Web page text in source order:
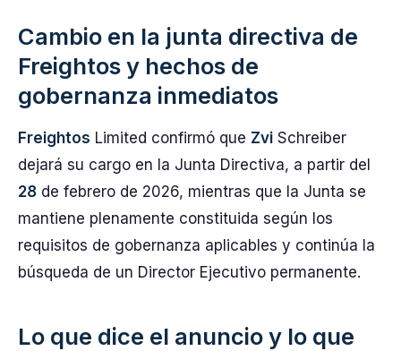
Cambio en la junta directiva de
Freightos y hechos de
gobernanza inmediatos
Freightos Limited confirmó que Zvi Schreiber
dejará su cargo en la Junta Directiva, a partir del
28 de febrero de 2026, mientras que la Junta se
mantiene plenamente constituida según los
requisitos de gobernanza aplicables y continúa la
búsqueda de un Director Ejecutivo permanente.
Lo que dice el anuncio y lo que